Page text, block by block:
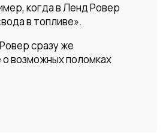
когда в Ленд Ровер
в топливе».
сразу же
возможных поломках